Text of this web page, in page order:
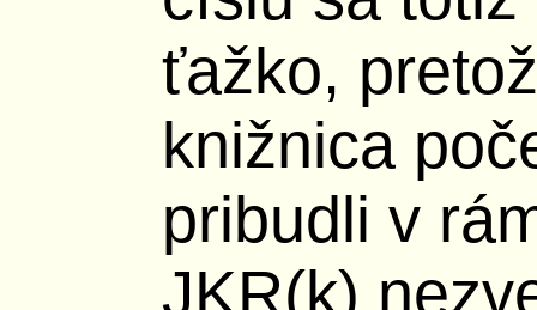
ťažko,
knižnica
pribudli v
JKR(k)